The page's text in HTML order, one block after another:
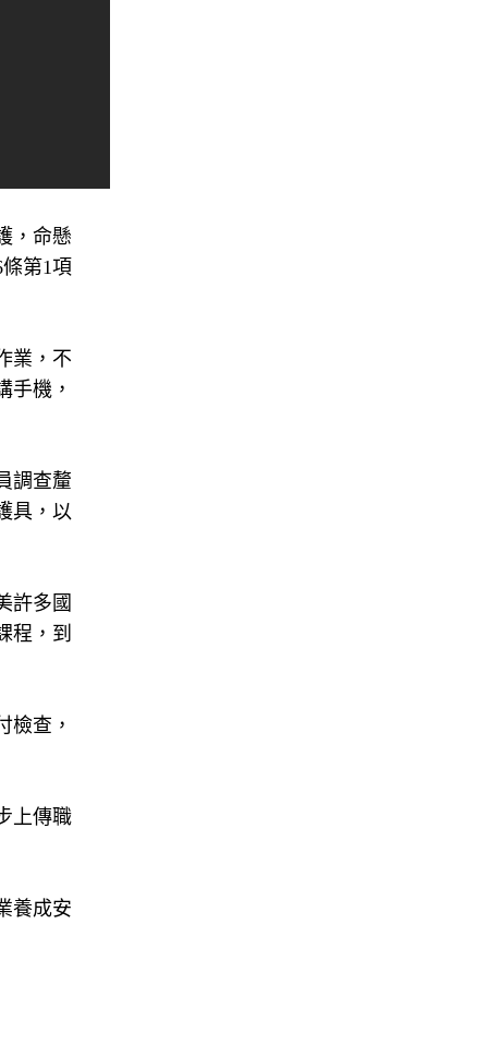
，命懸
第1項
業，不
手機，
調查釐
具，以
許多國
程，到
檢查，
上傳職
養成安